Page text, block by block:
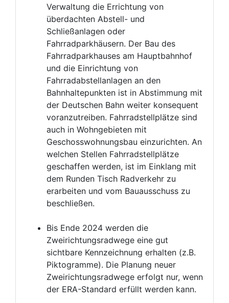
Verwaltung die Errichtung von
überdachten Abstell- und
Schließanlagen oder
Fahrradparkhäusern. Der Bau des
Fahrradparkhauses am Hauptbahnhof
und die Einrichtung von
Fahrradabstellanlagen an den
Bahnhaltepunkten ist in Abstimmung mit
der Deutschen Bahn weiter konsequent
voranzutreiben. Fahrradstellplätze sind
auch in Wohngebieten mit
Geschosswohnungsbau einzurichten. An
welchen Stellen Fahrradstellplätze
geschaffen werden, ist im Einklang mit
dem Runden Tisch Radverkehr zu
erarbeiten und vom Bauausschuss zu
beschließen.
Bis Ende 2024 werden die
Zweirichtungsradwege eine gut
sichtbare Kennzeichnung erhalten (z.B.
Piktogramme). Die Planung neuer
Zweirichtungsradwege erfolgt nur, wenn
der ERA-Standard erfüllt werden kann.